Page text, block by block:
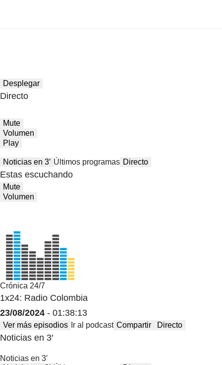
Desplegar
Directo
Mute
Volumen
Play
Noticias en 3′ Últimos programas Directo
Estas escuchando
Mute
Volumen
Crónica 24/7
1x24: Radio Colombia
23/08/2024 - 01:38:13
Ver más episodios Ir al podcast Compartir Directo
Noticias en 3′
Noticias en 3′